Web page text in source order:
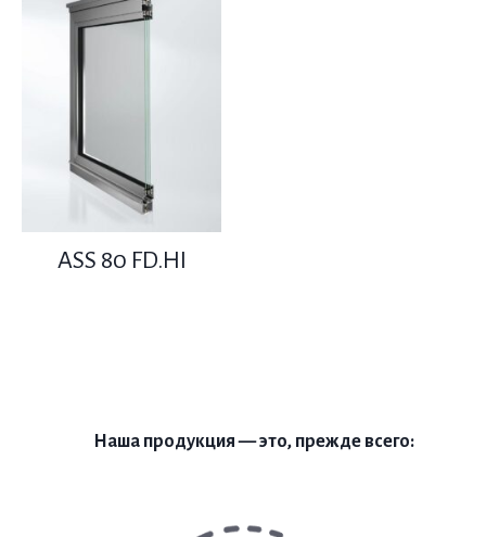
ASS 80 FD.HI
Наша продукция — это, прежде всего: